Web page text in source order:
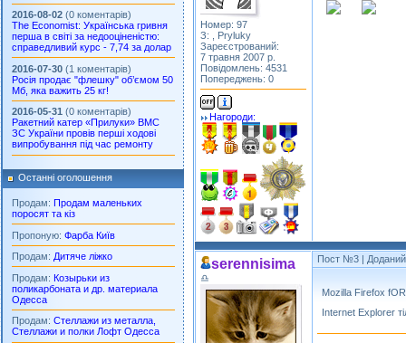
Фото: Зминченко А.Н.
Власник:
alexzhell
Галерея:
моя
Додано: 2020-10-17
2016-08-02 (0 коментарів)
The Economist: Українська гривня
перша в світі за недооціненістю:
справедливий курс - 7,74 за долар
2016-07-30 (1 коментарів)
Росія продає "флешку" об’ємом 50
Мб, яка важить 25 кг!
2016-05-31 (0 коментарів)
Ракетний катер «Прилуки» ВМС
ЗС України провів перші ходові
випробування під час ремонту
Останні оголошення
Продам: Продам маленьких
поросят та кіз
Пропоную: Фарба Київ
Продам: Дитяче ліжко
Продам: Козырьки из
поликарбоната и др. материала
Одесса
Продам: Стеллажи из металла,
Стеллажи и полки Лофт Одесса
Номер: 97
З: , Pryluky
Зареєстрований:
7 травня 2007 р.
Повідомлень: 4531
Попереджень: 0
Нагороди:
serennisima
♎
Пост №3 |
Mozilla Firefox
Internet Explorer